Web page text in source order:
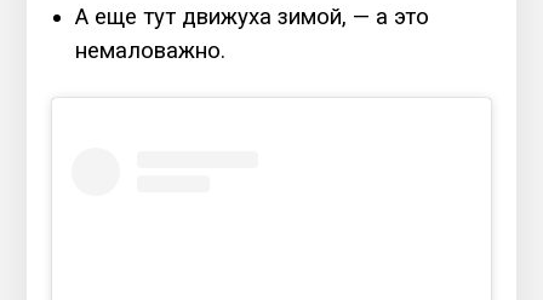
А еще тут движуха зимой, — а это
немаловажно.